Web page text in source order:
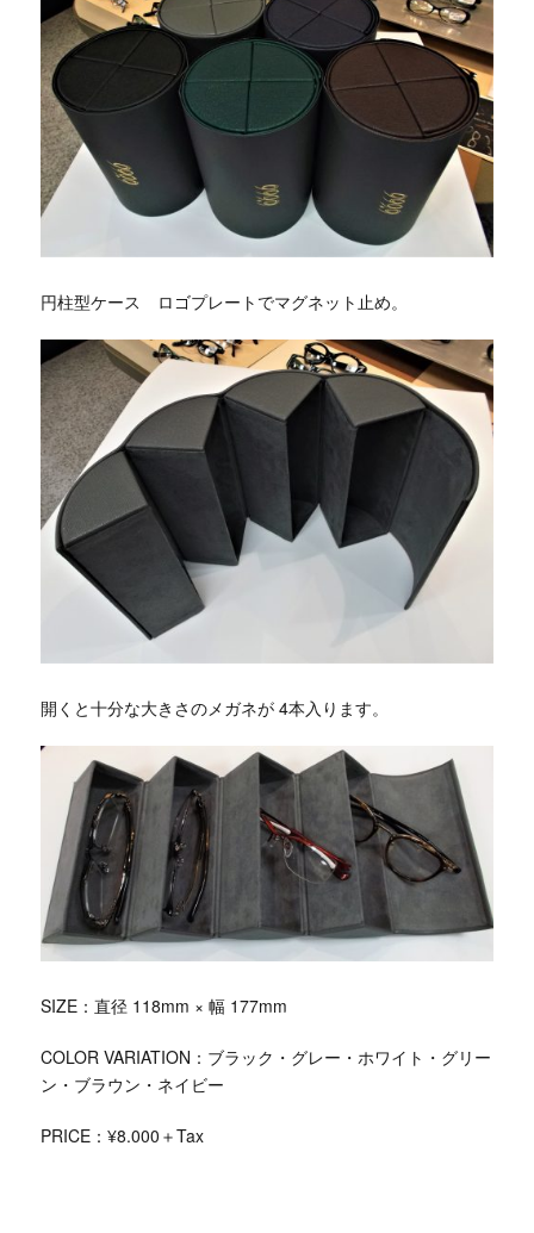
円柱型ケース ロゴプレートでマグネット止め。
開くと十分な大きさのメガネが 4本入ります。
SIZE：直径 118mm × 幅 177mm
COLOR VARIATION：ブラック・グレー・ホワイト・グリー
ン・ブラウン・ネイビー
PRICE：¥8.000＋Tax